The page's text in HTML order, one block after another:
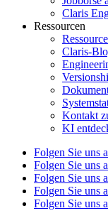
Claris
Ressourcen
Claris-
Kontakt
KI
Folgen Sie uns
Folgen Sie uns
Folgen Sie uns
Folgen Sie uns
Folgen Sie uns